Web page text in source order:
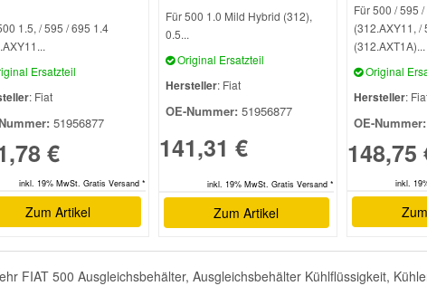
1.5, / 595 / 695 1.4
Ersatzteil
: Fiat
51956877
€
inkl. 19% MwSt. Gratis Versand *
Zum Artikel
Für 500 1.0 Mild Hybrid (312),
0.5...
Original Ersatzteil
Hersteller: Fiat
OE-Nummer: 51956877
141,31 €
inkl. 19% MwSt. Gratis Versand *
Zum Artikel
Für 500 / 595
(312.AXY11, /
(312.AXT1A)...
Original
Hersteller:
OE-Nummer:
148,75
inkl.
FIAT 500 Ausgleichsbehälter, Ausgleichsbehälter Kühlflüssigkeit,